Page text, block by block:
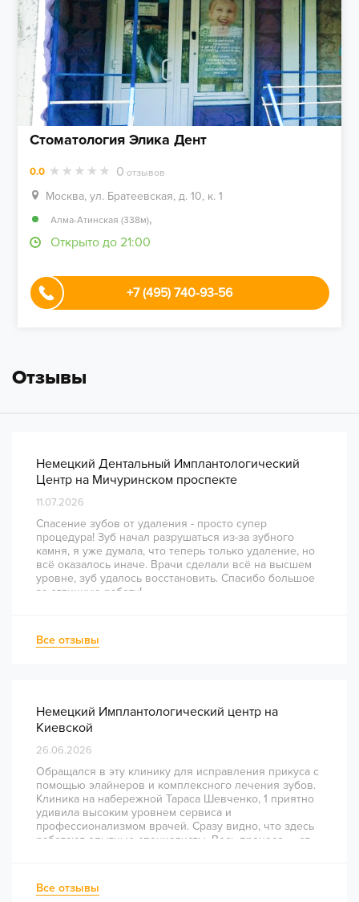
Стоматология Элика Дент
0.0 0 отзывов
Москва, ул. Братеевская, д. 10, к. 1
Алма-Атинская (338м),
Открыто до 21:00
+7 (495) 740-93-56
Отзывы
Немецкий Дентальный Имплантологический
Центр на Мичуринском проспекте
11.07.2026
Спасение зубов от удаления - просто супер
процедура! Зуб начал разрушаться из-за зубного
камня, я уже думала, что теперь только удаление, но
всё оказалось иначе. Врачи сделали всё на высшем
уровне, зуб удалось восстановить. Спасибо большое
за отличную работу!
Все отзывы
Немецкий Имплантологический центр на
Киевской
26.06.2026
Обращался в эту клинику для исправления прикуса с
помощью элайнеров и комплексного лечения зубов.
Клиника на набережной Тараса Шевченко, 1 приятно
удивила высоким уровнем сервиса и
профессионализмом врачей. Сразу видно, что здесь
работают опытные специалисты. Весь процесс — от
непростое перелечивание каналов прошло
комфортно и безболезненно. Рекомендую всем, кто
Все отзывы